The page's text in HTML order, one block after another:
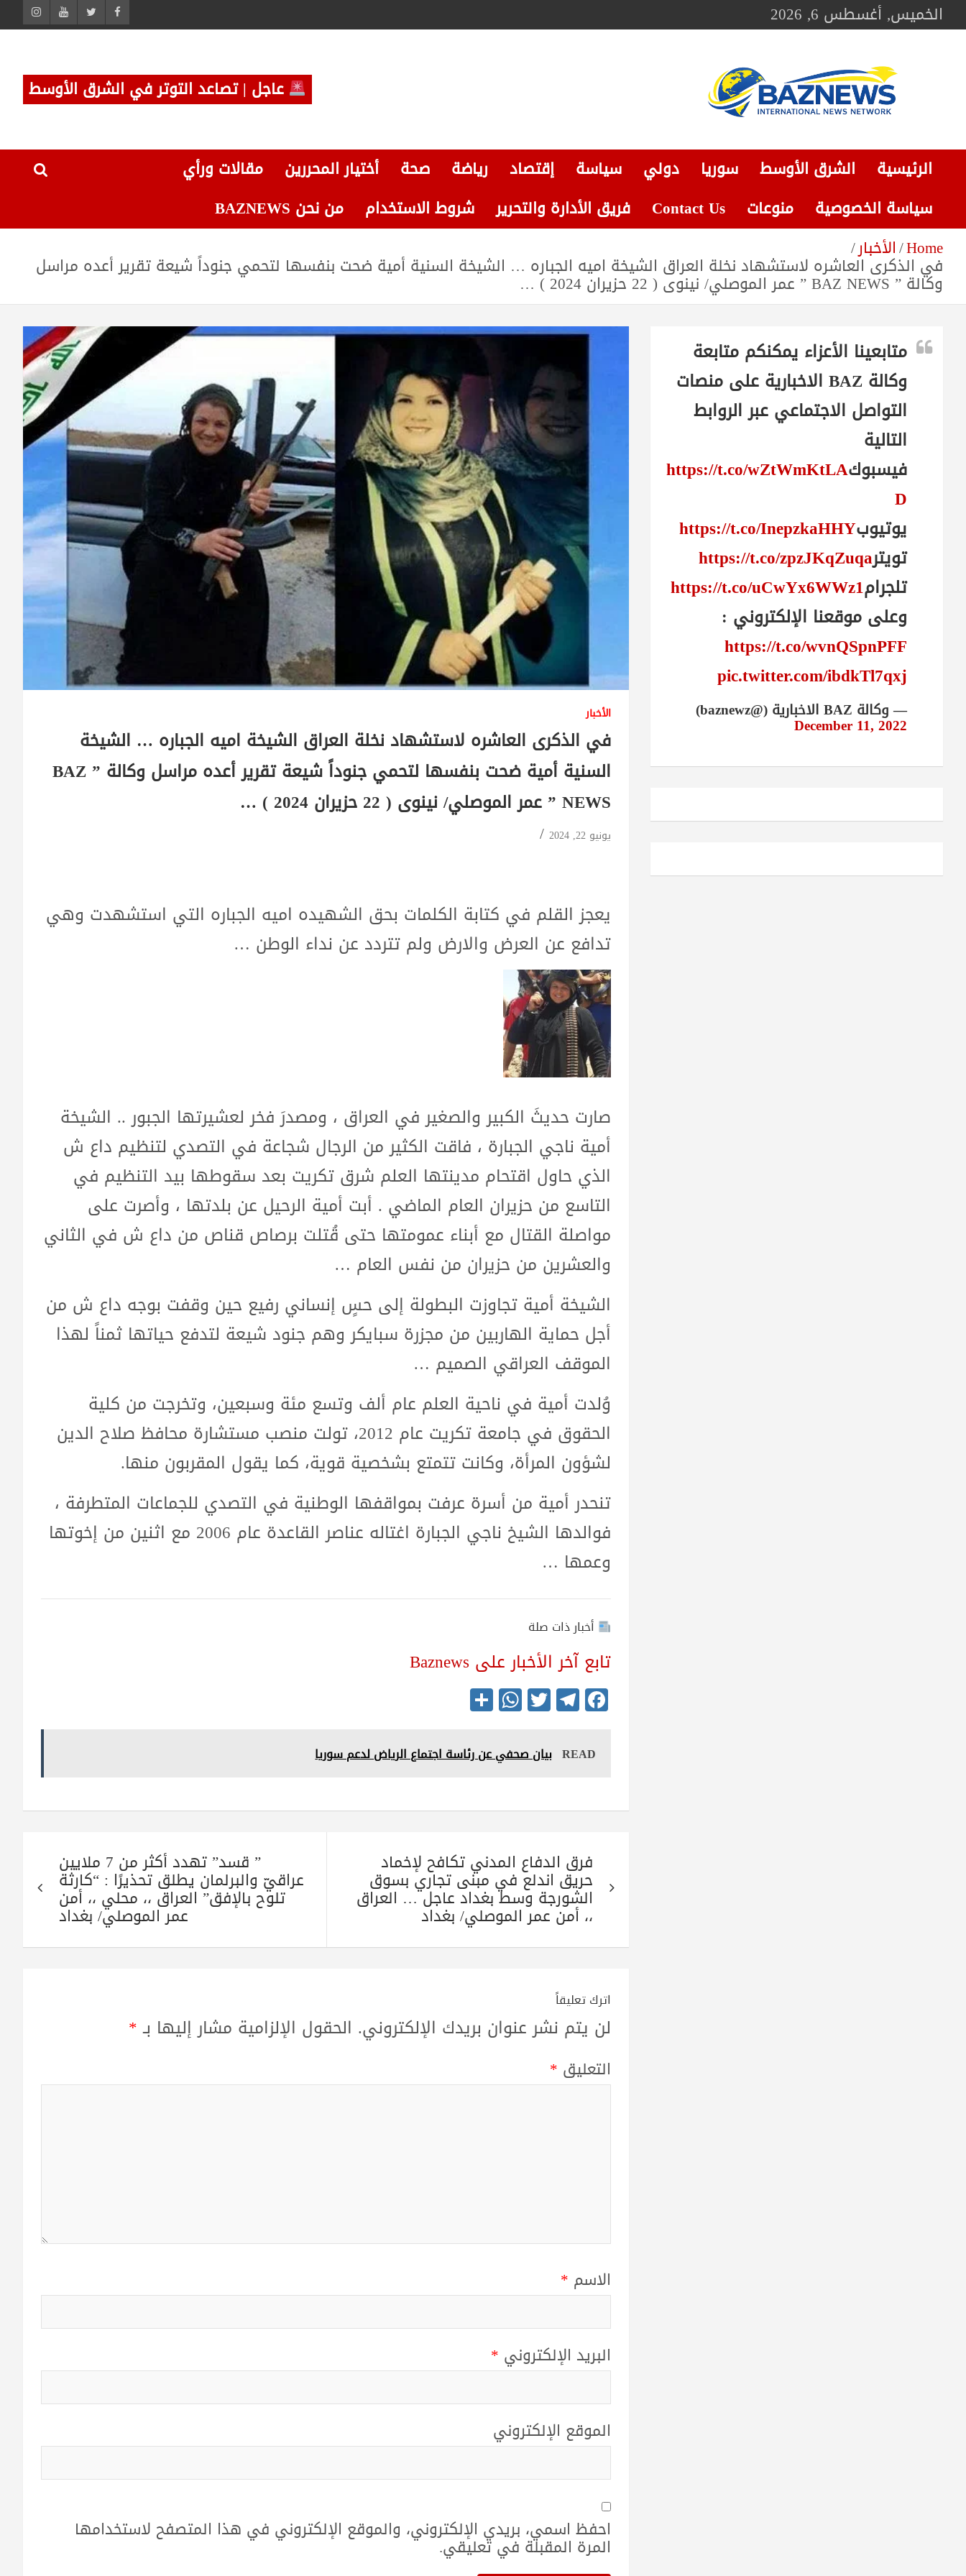
Skip
to الخميس, أغسطس 6, 2026
شبكة باز الإخبارية
عاجل | تصاعد التوتر في الشرق الأوسط
الرئيسية الشرق الأوسط سوريا دولي سياسة إقتصاد رياضة صحة أختيار المحررين
مقالات ورأي
سياسة الخصوصية
منوعات Contact Us فريق الأدارة والتحرير شروط الاستخدام
من نحن BAZNEWS
Home الأخبار
في الذكرى العاشره لاستشهاد نخلة العراق الشيخة اميه الجباره … الشيخة السنية أمية ضحت بنفسها لتحمي جنوداً شيعة تقرير أعده مراسل
وكالة ” BAZ NEWS ” عمر الموصلي/ نينوى ( 22 حزيران 2024 ) …
الأخبار
في الذكرى العاشره لاستشهاد نخلة العراق الشيخة اميه الجباره … الشيخة
السنية أمية ضحت بنفسها لتحمي جنوداً شيعة تقرير أعده مراسل وكالة ” BAZ
NEWS ” عمر الموصلي/ نينوى ( 22 حزيران 2024 ) …
يونيو 22, 2024
يعجز القلم في كتابة الكلمات بحق الشهيده اميه الجباره التي استشهدت وهي
تدافع عن العرض والارض ولم تتردد عن نداء الوطن …
صارت حديثَ الكبير والصغير في العراق ، ومصدرَ فخر لعشيرتها الجبور .. الشيخة
أمية ناجي الجبارة ، فاقت الكثير من الرجال شجاعة في التصدي لتنظيم داع ش
الذي حاول اقتحام مدينتها العلم شرق تكريت بعد سقوطها بيد التنظيم في
التاسع من حزيران العام الماضي . أبت أمية الرحيل عن بلدتها ، وأصرت على
مواصلة القتال مع أبناء عمومتها حتى قُتلت برصاص قناص من داع ش في الثاني
والعشرين من حزيران من نفس العام …
الشيخة أمية تجاوزت البطولة إلى حسٍ إنساني رفيع حين وقفت بوجه داع ش من
أجل حماية الهاربين من مجزرة سبايكر وهم جنود شيعة لتدفع حياتها ثمناً لهذا
الموقف العراقي الصميم …
وُلدت أمية في ناحية العلم عام ألف وتسع مئة وسبعين، وتخرجت من كلية
الحقوق في جامعة تكريت عام 2012، تولت منصب مستشارة محافظ صلاح الدين
لشؤون المرأة، وكانت تتمتع بشخصية قوية، كما يقول المقربون منها.
تنحدر أمية من أسرة عرفت بمواقفها الوطنية في التصدي للجماعات المتطرفة ،
فوالدها الشيخ ناجي الجبارة اغتاله عناصر القاعدة عام 2006 مع اثنين من إخوتها
وعمها …
أخبار ذات صلة
تابع آخر الأخبار على Baznews
Fa
ce
bo
ok
Te
le
gr
a
T
wi
tte
r
W
ha
ts
A
S
ha
re READ بيان صحفي عن رئاسة اجتماع الرياض لدعم سوريا
المقالاتفرق الدفاع المدني تكافح لإخماد
حريق اندلع في مبنى تجاري بسوق
الشورجة وسط بغداد عاجل … العراق
،، أمن عمر الموصلي/ بغداد
” قسد” تهدد أكثر من 7 ملايين
عراقيّ والبرلمان يطلق تحذيرًا : “كارثة
تلوح بالإفق” العراق ،، محلي ،، أمن
عمر الموصلي/ بغداد
اترك تعليقاً
لن يتم نشر عنوان بريدك الإلكتروني. الحقول الإلزامية مشار إليها بـ*
التعليق *
الاسم *
البريد الإلكتروني *
الموقع الإلكتروني
احفظ اسمي، بريدي الإلكتروني، والموقع الإلكتروني في هذا المتصفح لاستخدامها
المرة المقبلة في تعليقي.
متابعينا الأعزاء يمكنكم متابعة
وكالة BAZ الاخبارية على منصات
التواصل الاجتماعي عبر الروابط
التالية
فيسبوكhttps://t.co/wZtWmKtLA
D
يوتيوبhttps://t.co/InepzkaHHY
تويترhttps://t.co/zpzJKqZuqa
تلجرامhttps://t.co/uCwYx6WWz1
وعلى موقعنا الإلكتروني :
https://t.co/wvnQSpnPFF
pic.twitter.com/ibdkTl7qxj
— وكالة BAZ الاخبارية (@baznewz)
December 11, 2022